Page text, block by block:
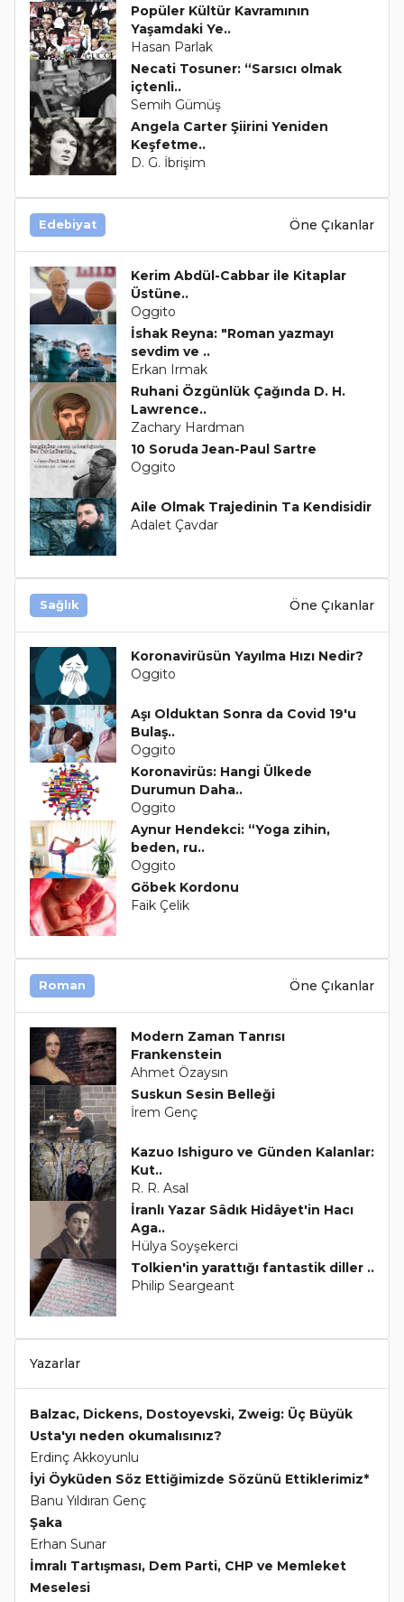
Popüler Kültür Kavramının
Yaşamdaki Ye..
Hasan Parlak
Necati Tosuner: “Sarsıcı olmak
içtenli..
Semih Gümüş
Angela Carter Şiirini Yeniden
Keşfetme..
D. G. İbrişim
Edebiyat Öne Çıkanlar
Kerim Abdül-Cabbar ile Kitaplar
Üstüne..
Oggito
İshak Reyna: "Roman yazmayı
sevdim ve ..
Erkan Irmak
Ruhani Özgünlük Çağında D. H.
Lawrence..
Zachary Hardman
10 Soruda Jean-Paul Sartre
Oggito
Aile Olmak Trajedinin Ta Kendisidir
Adalet Çavdar
Sağlık Öne Çıkanlar
Koronavirüsün Yayılma Hızı Nedir?
Oggito
Aşı Olduktan Sonra da Covid 19'u
Bulaş..
Oggito
Koronavirüs: Hangi Ülkede
Durumun Daha..
Oggito
Aynur Hendekci: “Yoga zihin,
beden, ru..
Oggito
Göbek Kordonu
Faik Çelik
Roman Öne Çıkanlar
Modern Zaman Tanrısı
Frankenstein
Ahmet Özaysın
Suskun Sesin Belleği
İrem Genç
Kazuo Ishiguro ve Günden Kalanlar:
Kut..
R. R. Asal
İranlı Yazar Sâdık Hidâyet'in Hacı
Aga..
Hülya Soyşekerci
Tolkien'in yarattığı fantastik diller ..
Philip Seargeant
Yazarlar
Balzac, Dickens, Dostoyevski, Zweig: Üç Büyük
Usta'yı neden okumalısınız?
Erdinç Akkoyunlu
İyi Öyküden Söz Ettiğimizde Sözünü Ettiklerimiz*
Banu Yıldıran Genç
Şaka
Erhan Sunar
İmralı Tartışması, Dem Parti, CHP ve Memleket
Meselesi